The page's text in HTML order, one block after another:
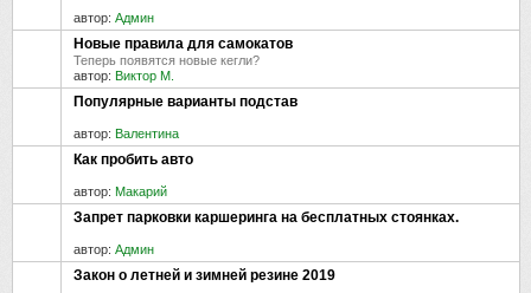
автор: Админ
Новые правила для самокатов
Теперь появятся новые кегли?
автор: Виктор М.
Популярные варианты подстав
автор: Валентина
Как пробить авто
автор: Макарий
Запрет парковки каршеринга на бесплатных стоянках.
автор: Админ
Закон о летней и зимней резине 2019